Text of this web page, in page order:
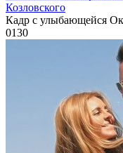
Козловского
Кадр с улыбающейся
0130